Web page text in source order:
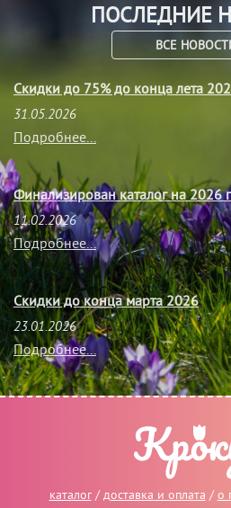
ПОСЛЕДНИЕ
ВСЕ
Скидки до 75% до конца лета
31.05.2026
Подробнее...
Финализирован каталог на 2026
11.02.2026
Подробнее...
Скидки до конца марта 2026
23.01.2026
Подробнее...
каталог /доставка и оплата /о